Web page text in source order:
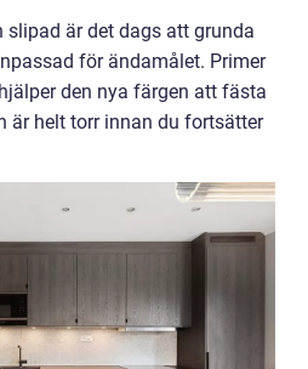
slipad är det dags att grunda
för ändamålet. Primer
den nya färgen att fästa
är helt torr innan du fortsätter